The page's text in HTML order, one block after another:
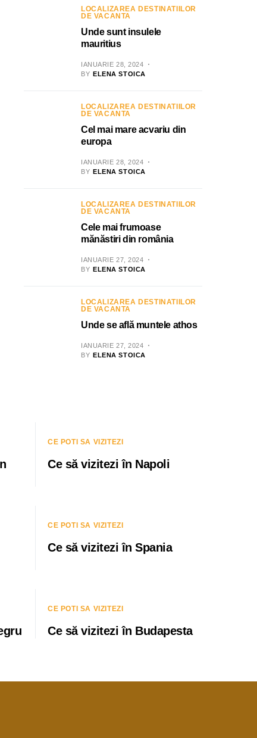
LOCALIZAREA DESTINATIILOR
DE VACANTA
Unde sunt insulele
mauritius
IANUARIE 28, 2024
BY ELENA STOICA
LOCALIZAREA DESTINATIILOR
DE VACANTA
Cel mai mare acvariu din
europa
IANUARIE 28, 2024
BY ELENA STOICA
LOCALIZAREA DESTINATIILOR
DE VACANTA
Cele mai frumoase
mănăstiri din românia
IANUARIE 27, 2024
BY ELENA STOICA
LOCALIZAREA DESTINATIILOR
DE VACANTA
Unde se află muntele athos
IANUARIE 27, 2024
BY ELENA STOICA
CE POTI SA VIZITEZI
Ce să vizitezi în Napoli
CE POTI SA VIZITEZI
Ce să vizitezi în Spania
CE POTI SA VIZITEZI
Ce să vizitezi în Budapesta